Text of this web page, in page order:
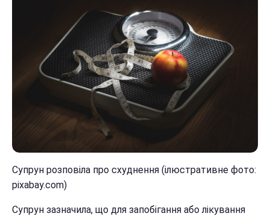
Супрун розповіла про схуднення (ілюстративне фото:
pixabay.com)
Супрун зазначила, що для запобігання або лікування